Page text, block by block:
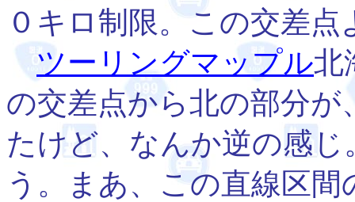
０キロ制限。この交差
ツーリングマップル北
の交差点から北の部分
たけど、なんか逆の感
う。まあ、この直線区